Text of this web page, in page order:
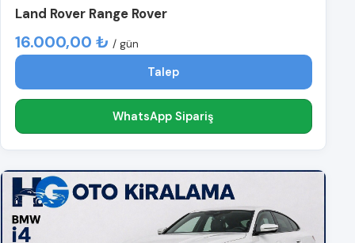
Land Rover Range Rover
16.000,00 ₺ / gün
Talep
WhatsApp Sipariş